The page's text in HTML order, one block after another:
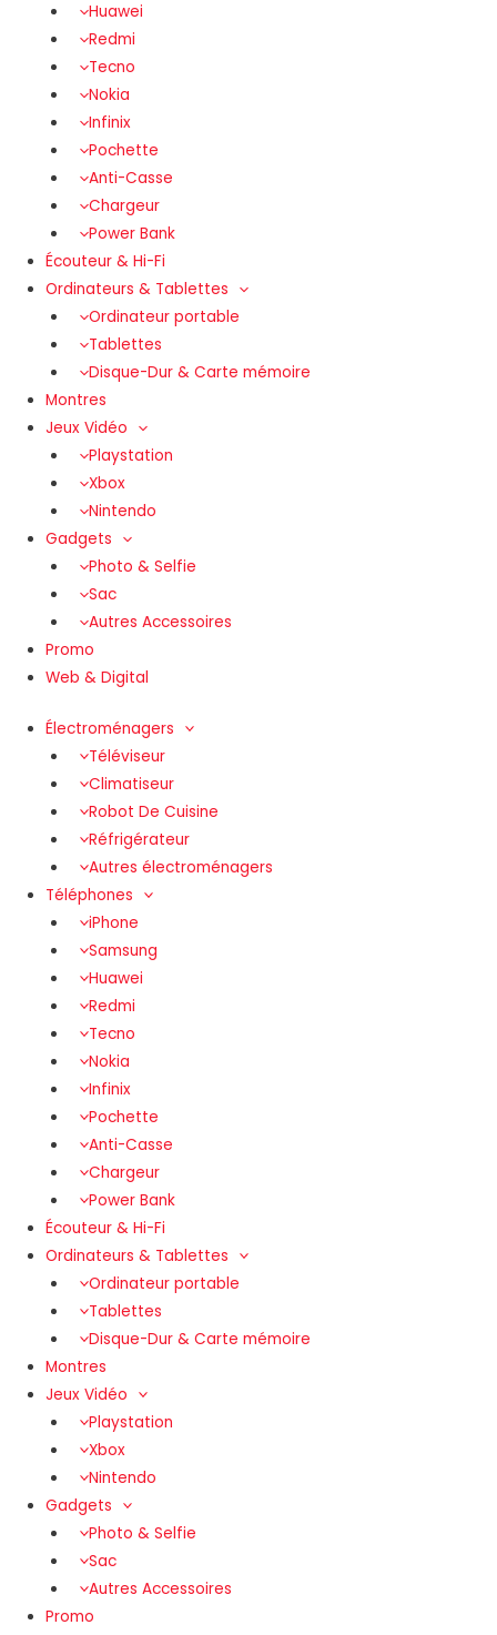
Huawei
Redmi
Tecno
Nokia
Infinix
Pochette
Anti-Casse
Chargeur
Power Bank
Écouteur & Hi-Fi
Ordinateurs & Tablettes
Ordinateur portable
Tablettes
Disque-Dur & Carte mémoire
Montres
Jeux Vidéo
Playstation
Xbox
Nintendo
Gadgets
Photo & Selfie
Sac
Autres Accessoires
Promo
Web & Digital
Électroménagers
Téléviseur
Climatiseur
Robot De Cuisine
Réfrigérateur
Autres électroménagers
Téléphones
iPhone
Samsung
Huawei
Redmi
Tecno
Nokia
Infinix
Pochette
Anti-Casse
Chargeur
Power Bank
Écouteur & Hi-Fi
Ordinateurs & Tablettes
Ordinateur portable
Tablettes
Disque-Dur & Carte mémoire
Montres
Jeux Vidéo
Playstation
Xbox
Nintendo
Gadgets
Photo & Selfie
Sac
Autres Accessoires
Promo